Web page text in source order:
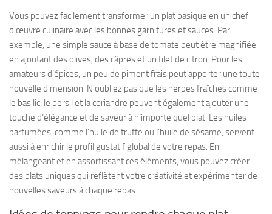
Vous pouvez facilement transformer un plat basique en un chef-
d’œuvre culinaire avec les bonnes garnitures et sauces. Par
exemple, une simple sauce à base de tomate peut être magnifiée
en ajoutant des olives, des câpres et un filet de citron. Pour les
amateurs d’épices, un peu de piment frais peut apporter une toute
nouvelle dimension. N’oubliez pas que les herbes fraîches comme
le basilic, le persil et la coriandre peuvent également ajouter une
touche d’élégance et de saveur à n’importe quel plat. Les huiles
parfumées, comme l’huile de truffe ou l’huile de sésame, servent
aussi à enrichir le profil gustatif global de votre repas. En
mélangeant et en assortissant ces éléments, vous pouvez créer
des plats uniques qui reflètent votre créativité et expérimenter de
nouvelles saveurs à chaque repas.